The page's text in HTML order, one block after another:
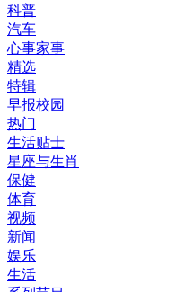
科普
汽车
心事家事
精选
特辑
早报校园
热门
生活贴士
星座与生肖
保健
体育
视频
新闻
娱乐
生活